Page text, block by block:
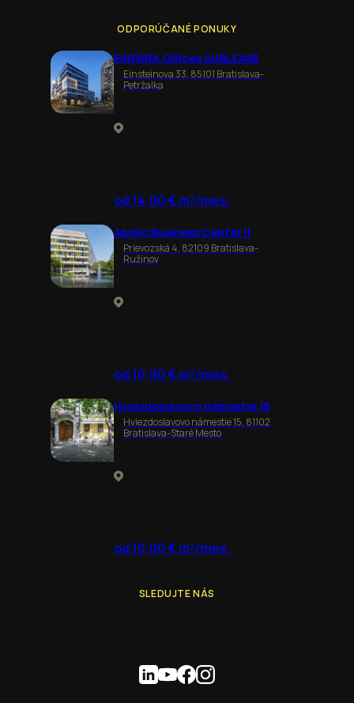
ODPORÚČANÉ PONUKY
EINPARK Offices SUBLEASE
Einsteinova 33, 85101 Bratislava-
Petržalka
od 14,00 € m²/mes.
Apollo Business Center II
Prievozská 4, 82109 Bratislava-
Ružinov
od 10,90 € m²/mes.
Hviezdoslavovo námestie 15
Hviezdoslavovo námestie 15, 81102
Bratislava-Staré Mesto
od 10,00 € m²/mes.
SLEDUJTE NÁS